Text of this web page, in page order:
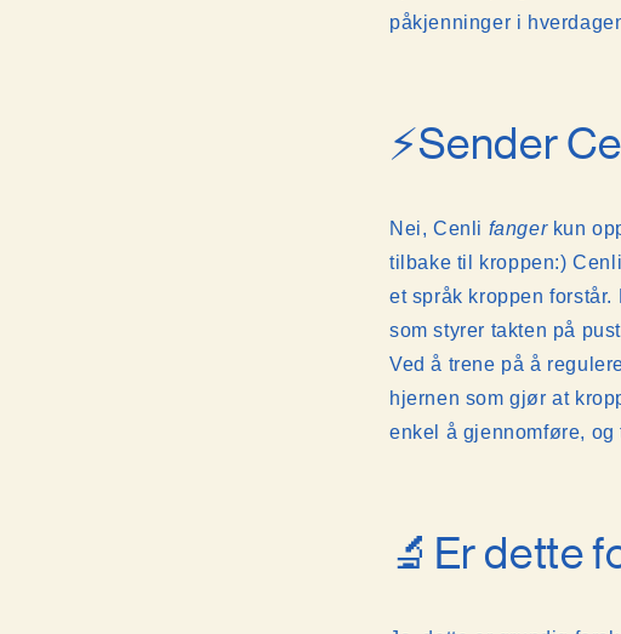
påkjenninger i
⚡️Sender
Nei, Cenli fangerkun
tilbake til kroppen:)
et språk kroppen
som styrer takten på
Ved å trene på å
hjernen som gjør at
enkel å gjennomføre, og
🔬Er dette